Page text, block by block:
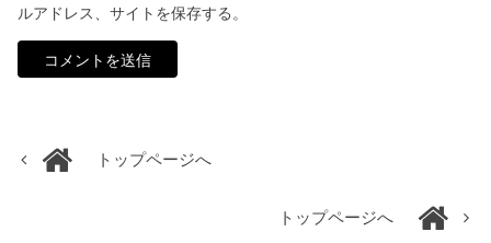
ルアドレス、サイトを保存する。
トップページへ
トップページへ